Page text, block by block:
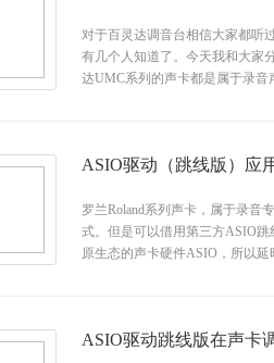
对于百灵达调音台相信大家都听
有几个人知道了。今天我和大家
达UMC系列的声卡都是属于录音
ASIO驱动（跳线版）应
罗兰Roland系列声卡，属于录音
式。但是可以借用第三方ASIO
原生态的声卡硬件ASIO，所以
ASIO驱动跳线版在声卡